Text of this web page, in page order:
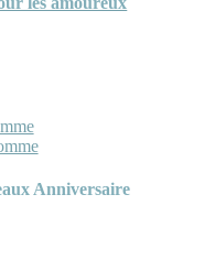
Anniversaire